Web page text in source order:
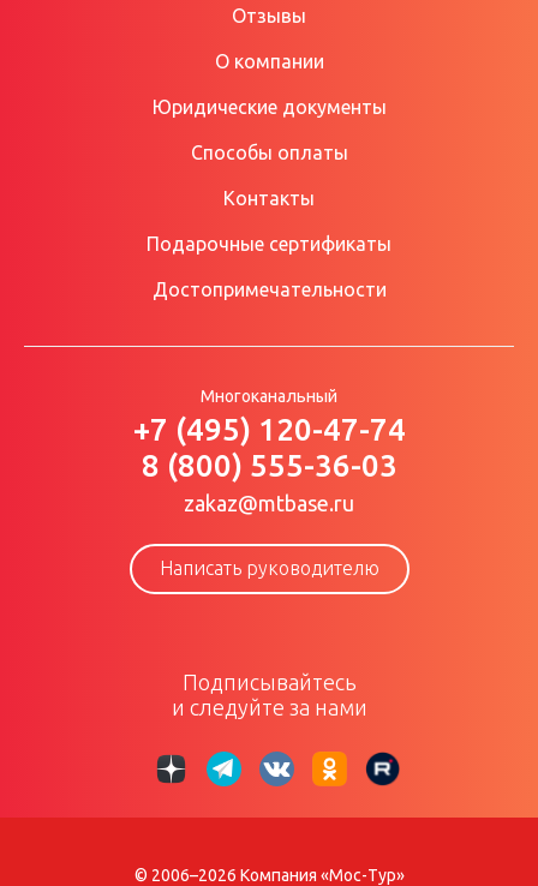
Отзывы
О компании
Юридические документы
Способы оплаты
Контакты
Подарочные сертификаты
Достопримечательности
Многоканальный
+7 (495) 120-47-74
8 (800) 555-36-03
zakaz@mtbase.ru
Написать руководителю
Подписывайтесь
и следуйте за нами
© 2006–2026 Компания «Мос-Тур»